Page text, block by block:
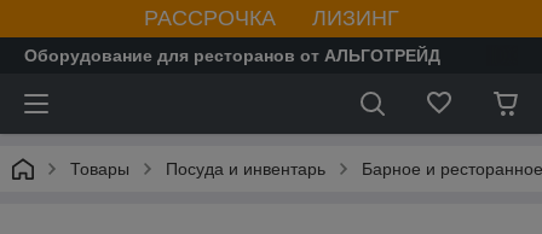
РАССРОЧКА ЛИЗИНГ
Оборудование для ресторанов от АЛЬГОТРЕЙД
Товары Посуда и инвентарь Барное и